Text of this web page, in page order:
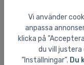
Vi använder
anpassa
klicka på
du vill justera
”Inställningar”. Du